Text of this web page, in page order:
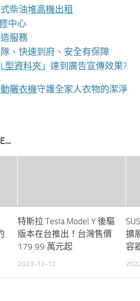
柴油堆高機出租
中心
服務
、快速到府、安全有保障
L型資料夾 」達到廣告宣傳效果?
曬衣機守護全家人衣物的潔淨
特斯拉 Tesla Model Y 後驅
版本在台推出！台灣售價
179.99 萬元起
2023-12-12
擴
容